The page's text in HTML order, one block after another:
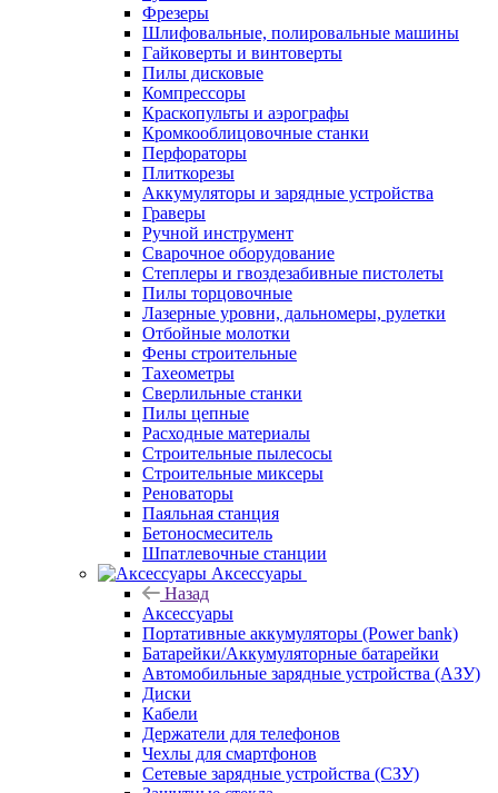
Фрезеры
Шлифовальные, полировальные машины
Гайковерты и винтоверты
Пилы дисковые
Компрессоры
Краскопульты и аэрографы
Кромкооблицовочные станки
Перфораторы
Плиткорезы
Аккумуляторы и зарядные устройства
Граверы
Ручной инструмент
Сварочное оборудование
Степлеры и гвоздезабивные пистолеты
Пилы торцовочные
Лазерные уровни, дальномеры, рулетки
Отбойные молотки
Фены строительные
Тахеометры
Сверлильные станки
Пилы цепные
Расходные материалы
Строительные пылесосы
Строительные миксеры
Реноваторы
Паяльная станция
Бетоносмеситель
Шпатлевочные станции
Аксессуары
Назад
Аксессуары
Портативные аккумуляторы (Power bank)
Батарейки/Аккумуляторные батарейки
Автомобильные зарядные устройства (АЗУ)
Диски
Кабели
Держатели для телефонов
Чехлы для смартфонов
Сетевые зарядные устройства (СЗУ)